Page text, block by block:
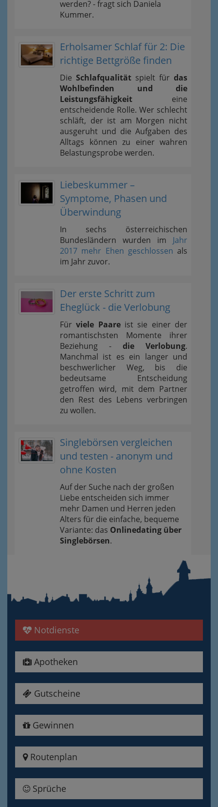
werden? - fragt sich Daniela
Kummer.
Erholsamer Schlaf für 2: Die
richtige Bettgröße finden
Die Schlafqualität spielt für das
Wohlbefinden und die
Leistungsfähigkeit eine
entscheidende Rolle. Wer schlecht
schläft, der ist am Morgen nicht
ausgeruht und die Aufgaben des
Alltags können zu einer wahren
Belastungsprobe werden.
Liebeskummer –
Symptome, Phasen und
Überwindung
In sechs österreichischen
Bundesländern wurden im Jahr
2017 mehr Ehen geschlossen als
im Jahr zuvor.
Der erste Schritt zum
Eheglück - die Verlobung
Fürviele Paareist sie einer der
romantischsten Momente ihrer
Beziehung - die Verlobung.
Manchmal ist es ein langer und
beschwerlicher Weg, bis die
bedeutsame Entscheidung
getroffen wird, mit dem Partner
den Rest des Lebens verbringen
zu wollen.
Singlebörsen vergleichen
und testen - anonym und
ohne Kosten
Auf der Suche nach der großen
Liebe entscheiden sich immer
mehr Damen und Herren jeden
Alters für die einfache, bequeme
Variante: das Onlinedating über
Singlebörsen.
Notdienste
Apotheken
Gutscheine
Gewinnen
Routenplan
Sprüche